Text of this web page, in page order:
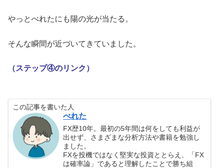
やっとべれたにも陽の光が当たる。
そんな瞬間が近づいてきていました。
（ステップ④のリンク）
この記事を書いた人
べれた
FX歴10年。最初の5年間は何をしても利益が
出せず、さまざまな分析方法や書籍を勉強し
ました。
FXを投機ではなく堅実な投資ととらえ、「FX
は確率論」であると理解したことで勝ち組